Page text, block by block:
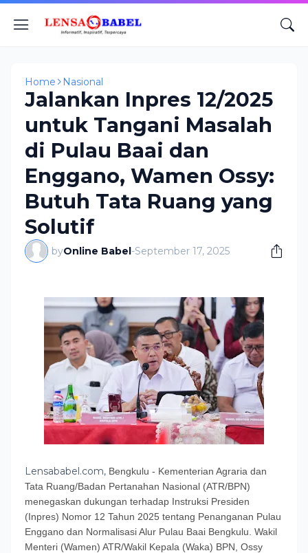
Home Nasional
Jalankan Inpres 12/2025
untuk Tangani Masalah
di Pulau Baai dan
Enggano, Wamen Ossy:
Butuh Tata Ruang yang
Solutif
byOnline Babel-September 17, 2025
Lensababel.com, Bengkulu - Kementerian Agraria dan
Tata Ruang/Badan Pertanahan Nasional (ATR/BPN)
menegaskan dukungan terhadap Instruksi Presiden
(Inpres) Nomor 12 Tahun 2025 tentang Penanganan Pulau
Enggano dan Normalisasi Alur Pulau Baai Bengkulu. Wakil
Menteri (Wamen) ATR/Wakil Kepala (Waka) BPN, Ossy